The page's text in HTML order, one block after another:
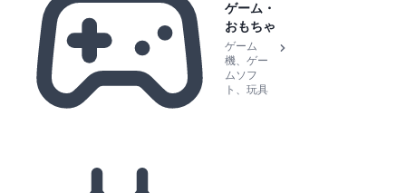
ゲーム・
おもちゃ
ゲーム
機、ゲー
ムソフ
ト、玩具